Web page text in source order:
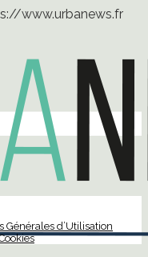
www.urbanews.fr
Générales d’Utilisation